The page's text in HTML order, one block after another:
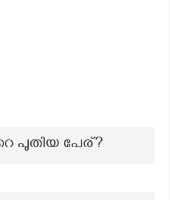
പുതിയ പേര്?